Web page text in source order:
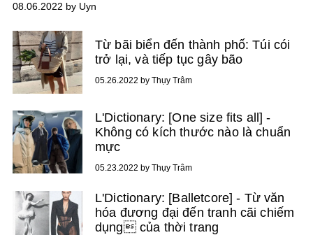
riêng cho Sư Tử trong bài viết dưới đây!
08.06.2022 by Uyn
Từ bãi biển đến thành phố: Túi cói
trở lại, và tiếp tục gây bão
05.26.2022 by Thụy Trâm
L'Dictionary: [One size fits all] -
Không có kích thước nào là chuẩn
mực
05.23.2022 by Thụy Trâm
L'Dictionary: [Balletcore] - Từ văn
hóa đương đại đến tranh cãi chiếm
dụng của thời trang